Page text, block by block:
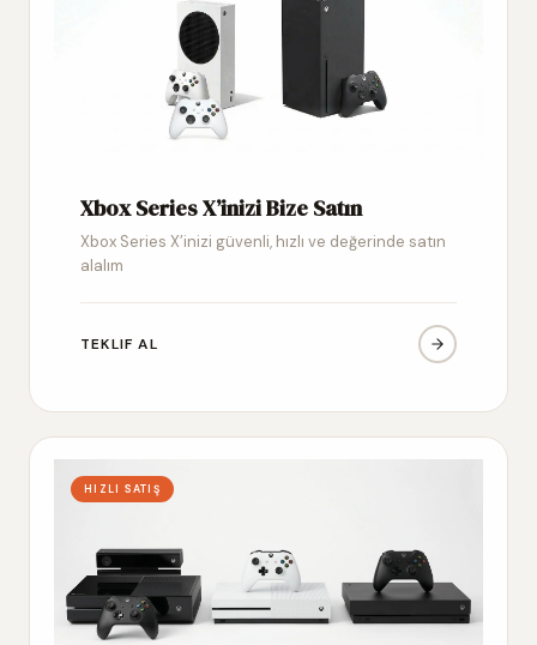
Xbox Series X’inizi Bize Satın
Xbox Series X’inizi güvenli, hızlı ve değerinde satın
alalım
TEKLIF AL
HIZLI SATIŞ